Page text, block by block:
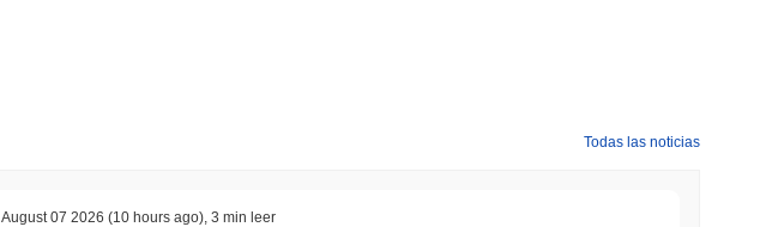
Todas las noticias
August 07 2026 (10 hours ago) 3 min leer